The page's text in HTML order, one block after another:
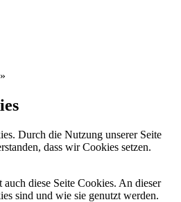
»
Durch die Nutzung unserer Seite
dass wir Cookies setzen.
diese Seite Cookies. An dieser
sind und wie sie genutzt werden.